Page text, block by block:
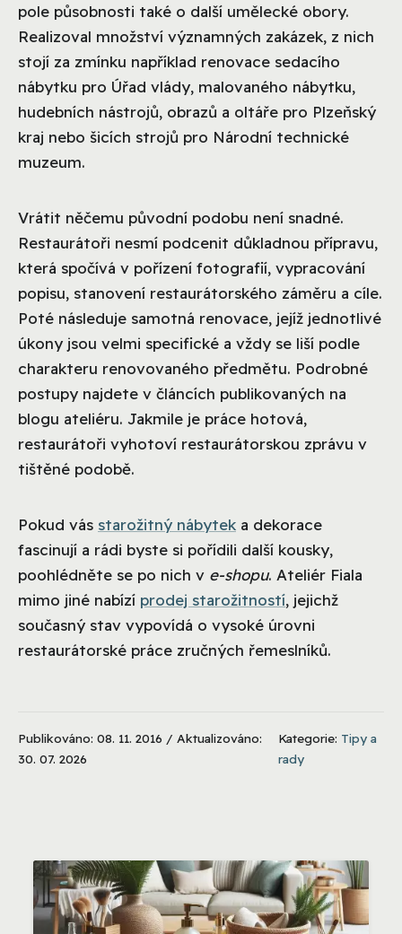
pole působnosti také o další umělecké obory.
Realizoval množství významných zakázek, z nich
stojí za zmínku například renovace sedacího
nábytku pro Úřad vlády, malovaného nábytku,
hudebních nástrojů, obrazů a oltáře pro Plzeňský
kraj nebo šicích strojů pro Národní technické
muzeum.
Vrátit něčemu původní podobu není snadné.
Restaurátoři nesmí podcenit důkladnou přípravu,
která spočívá v pořízení fotografií, vypracování
popisu, stanovení restaurátorského záměru a cíle.
Poté následuje samotná renovace, jejíž jednotlivé
úkony jsou velmi specifické a vždy se liší podle
charakteru renovovaného předmětu. Podrobné
postupy najdete v článcích publikovaných na
blogu ateliéru. Jakmile je práce hotová,
restaurátoři vyhotoví restaurátorskou zprávu v
tištěné podobě.
Pokud vás starožitný nábytek a dekorace
fascinují a rádi byste si pořídili další kousky,
poohlédněte se po nich v e-shopu. Ateliér Fiala
mimo jiné nabízí prodej starožitností, jejichž
současný stav vypovídá o vysoké úrovni
restaurátorské práce zručných řemeslníků.
Publikováno: 08. 11. 2016 / Aktualizováno:
30. 07. 2026
Kategorie: Tipy a
rady